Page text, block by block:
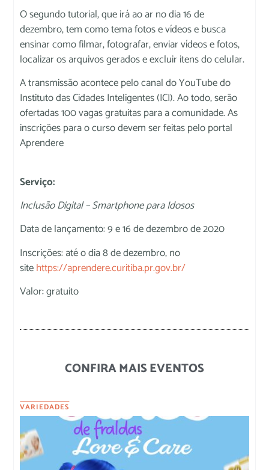
O segundo tutorial, que irá ao ar no dia 16 de
dezembro, tem como tema fotos e vídeos e busca
ensinar como filmar, fotografar, enviar vídeos e fotos,
localizar os arquivos gerados e excluir itens do celular.
A transmissão acontece pelo canal do YouTube do
Instituto das Cidades Inteligentes (ICI). Ao todo, serão
ofertadas 100 vagas gratuitas para a comunidade. As
inscrições para o curso devem ser feitas pelo portal
Aprendere
Serviço:
Inclusão Digital – Smartphone para Idosos
Data de lançamento: 9 e 16 de dezembro de 2020
Inscrições: até o dia 8 de dezembro, no
sitehttps://aprendere.curitiba.pr.gov.br/
Valor: gratuito
CONFIRA MAIS EVENTOS
VARIEDADES